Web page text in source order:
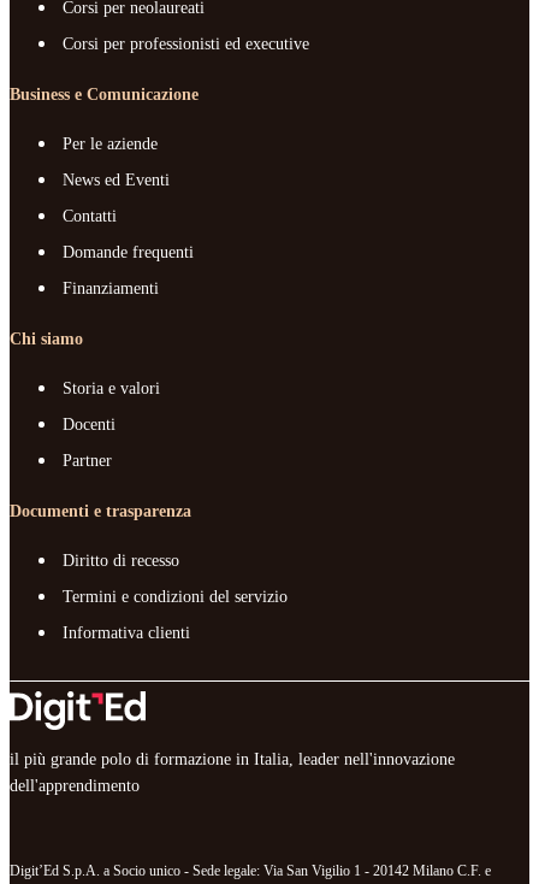
Corsi per neolaureati
Corsi per professionisti ed executive
Business e Comunicazione
Per le aziende
News ed Eventi
Contatti
Domande frequenti
Finanziamenti
Chi siamo
Storia e valori
Docenti
Partner
Documenti e trasparenza
Diritto di recesso
Termini e condizioni del servizio
Informativa clienti
il più grande polo di formazione in Italia, leader nell'innovazione
dell'apprendimento
Digit’Ed S.p.A. a Socio unico - Sede legale: Via San Vigilio 1 - 20142 Milano C.F. e